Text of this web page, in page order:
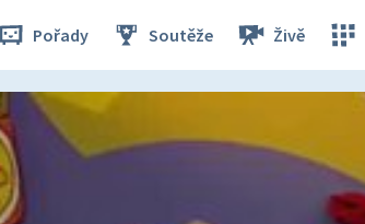
Pořady Soutěže Živě